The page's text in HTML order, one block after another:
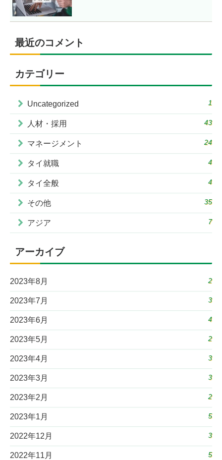
最近のコメント
カテゴリー
Uncategorized 1
人材・採用 43
マネージメント 24
タイ就職 4
タイ全般 4
その他 35
アジア 7
アーカイブ
2023年8月 2
2023年7月 3
2023年6月 4
2023年5月 2
2023年4月 3
2023年3月 3
2023年2月 2
2023年1月 5
2022年12月 3
2022年11月 5